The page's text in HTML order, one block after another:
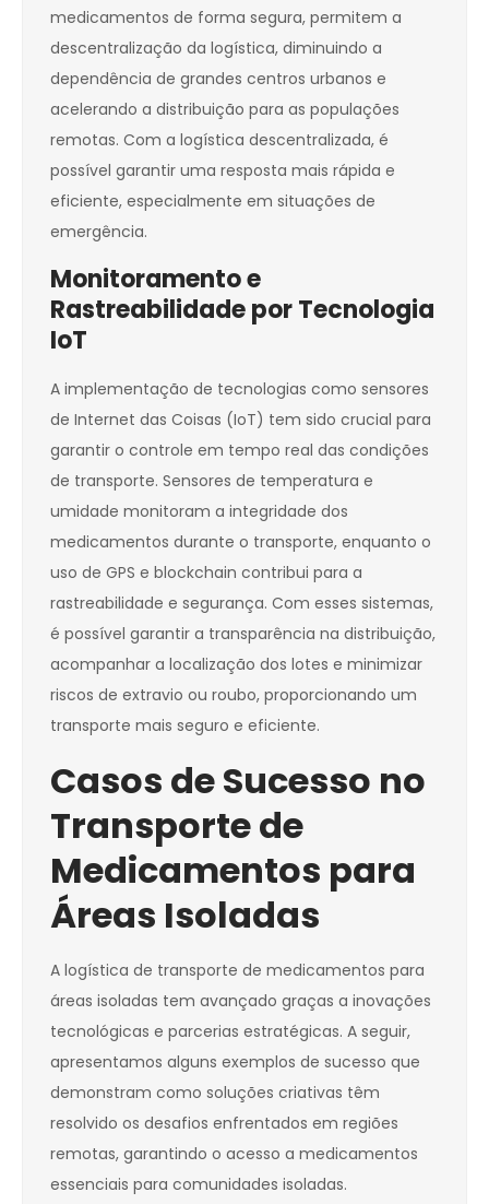
medicamentos de forma segura, permitem a
descentralização da logística, diminuindo a
dependência de grandes centros urbanos e
acelerando a distribuição para as populações
remotas. Com a logística descentralizada, é
possível garantir uma resposta mais rápida e
eficiente, especialmente em situações de
emergência.
Monitoramento e
Rastreabilidade por Tecnologia
IoT
A implementação de tecnologias como sensores
de Internet das Coisas (IoT) tem sido crucial para
garantir o controle em tempo real das condições
de transporte. Sensores de temperatura e
umidade monitoram a integridade dos
medicamentos durante o transporte, enquanto o
uso de GPS e blockchain contribui para a
rastreabilidade e segurança. Com esses sistemas,
é possível garantir a transparência na distribuição,
acompanhar a localização dos lotes e minimizar
riscos de extravio ou roubo, proporcionando um
transporte mais seguro e eficiente.
Casos de Sucesso no
Transporte de
Medicamentos para
Áreas Isoladas
A logística de transporte de medicamentos para
áreas isoladas tem avançado graças a inovações
tecnológicas e parcerias estratégicas. A seguir,
apresentamos alguns exemplos de sucesso que
demonstram como soluções criativas têm
resolvido os desafios enfrentados em regiões
remotas, garantindo o acesso a medicamentos
essenciais para comunidades isoladas.